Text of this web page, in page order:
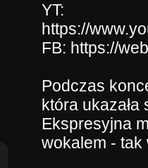
YT:
https://
FB: https://
Podczas
która
Ekspresyjna
wokalem -